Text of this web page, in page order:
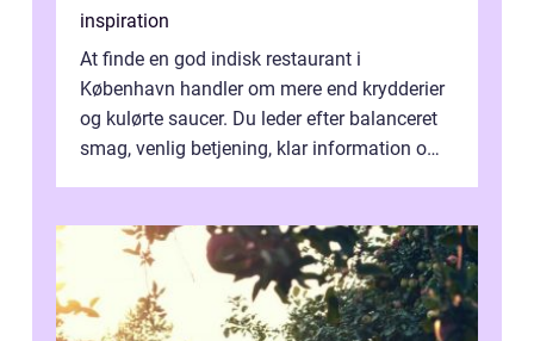
inspiration
At finde en god indisk restaurant i
København handler om mere end krydderier
og kulørte saucer. Du leder efter balanceret
smag, venlig betjening, klar information om